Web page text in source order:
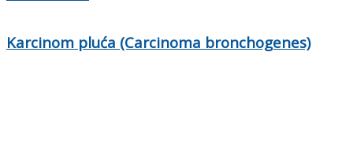
Karcinom pluća (Carcinoma bronchogenes)